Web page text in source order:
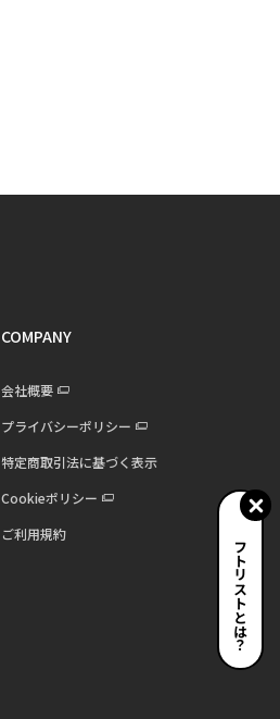
ギフトリストとは？
COMPANY
会社概要
プライバシーポリシー
特定商取引法に基づく表示
Cookieポリシー
ご利用規約